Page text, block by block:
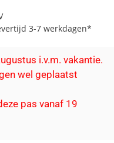
3-7 werkdagen*
i.v.m. vakantie.
wel geplaatst
pas vanaf 19